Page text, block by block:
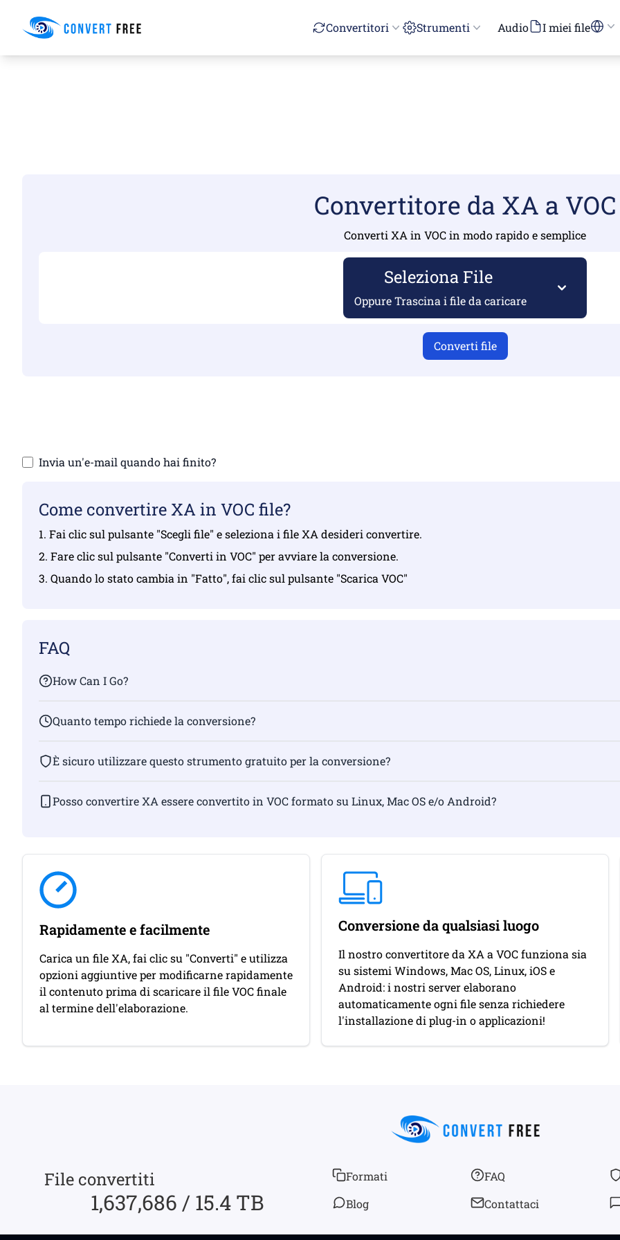
Convert Free Convertitori Strumenti Audio I miei file
Convertitore da XA a VOC
Converti XA in VOC in modo rapido e semplice
Seleziona File
Oppure Trascina i file da caricare
Converti file
Invia un'e-mail quando hai finito?
Come convertire XA in VOC file?
1. Fai clic sul pulsante "Scegli file" e seleziona i file XA desideri convertire.
2. Fare clic sul pulsante "Converti in VOC" per avviare la conversione.
3. Quando lo stato cambia in "Fatto", fai clic sul pulsante "Scarica VOC"
FAQ
How Can I Go?
Quanto tempo richiede la conversione?
È sicuro utilizzare questo strumento gratuito per la conversione?
Posso convertire XA essere convertito in VOC formato su Linux, Mac OS e/o Android?
Rapidamente e facilmente
Carica un file XA, fai clic su "Converti" e utilizza
opzioni aggiuntive per modificarne rapidamente
il contenuto prima di scaricare il file VOC finale
al termine dell'elaborazione.
Conversione da qualsiasi luogo
Il nostro convertitore da XA a VOC funziona sia
su sistemi Windows, Mac OS, Linux, iOS e
Android: i nostri server elaborano
automaticamente ogni file senza richiedere
l'installazione di plug-in o applicazioni!
File convertiti
1,637,686 / 15.4 TB
Formati
Blog
FAQ
Contattaci